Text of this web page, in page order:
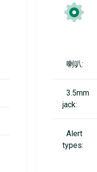
喇叭:
3.5mm
jack:
Alert
types: